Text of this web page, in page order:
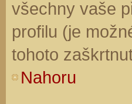
všechny vaše
profilu (je
tohoto
Nahoru